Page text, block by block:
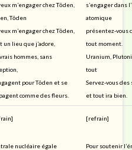
m’engager chez Tōden,
Tōden
m’engager chez Tōden,
un lieu que j’adore,
hommes, sans
pour Tōden et se
comme des fleurs.
s’engager dans
atomique
présentez-vous
tout moment.
Uranium,
tout
Servez-vous
et tout ira bien.
nucléaire égale
[refrain]
Pour soutenir